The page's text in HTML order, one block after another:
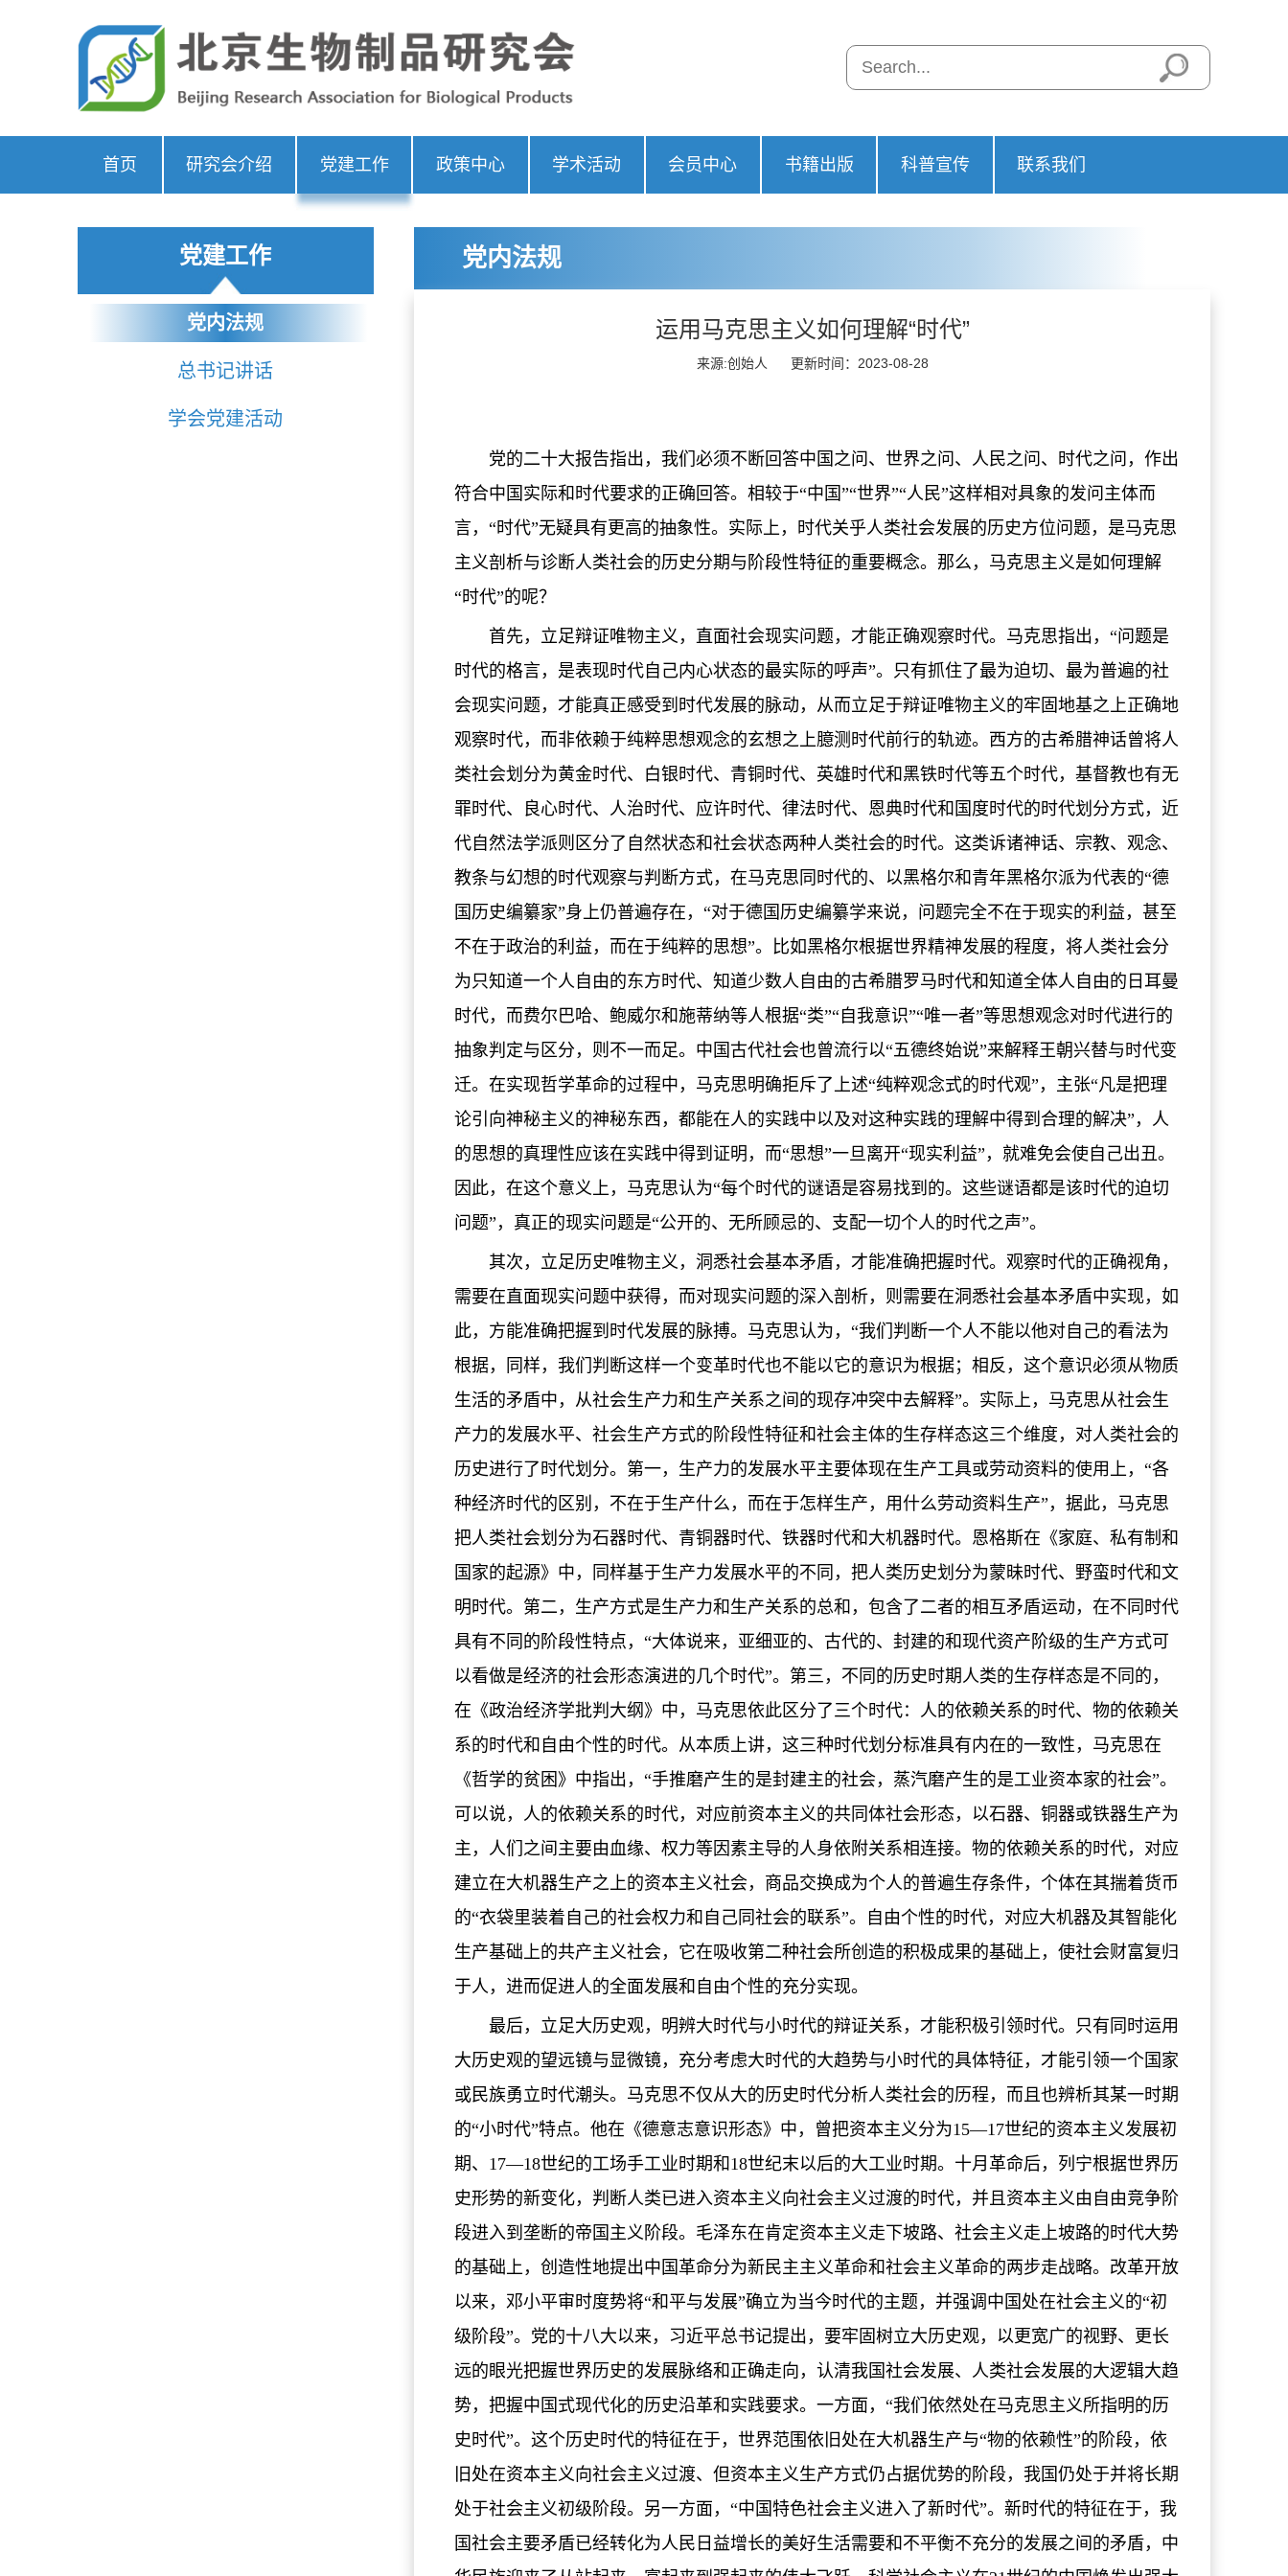
首页 研究会介绍 党建工作 政策中心 学术活动 会员中心 书籍出版 科普宣传 联系我们
党建工作
党内法规
总书记讲话
学会党建活动
党内法规
运用马克思主义如何理解“时代”
来源:创始人 更新时间：2023-08-28
党的二十大报告指出，我们必须不断回答中国之问、世界之问、人民之问、时代之问，作出
符合中国实际和时代要求的正确回答。相较于“中国”“世界”“人民”这样相对具象的发问主体而
言，“时代”无疑具有更高的抽象性。实际上，时代关乎人类社会发展的历史方位问题，是马克思
主义剖析与诊断人类社会的历史分期与阶段性特征的重要概念。那么，马克思主义是如何理解
“时代”的呢？
首先，立足辩证唯物主义，直面社会现实问题，才能正确观察时代。马克思指出，“问题是
时代的格言，是表现时代自己内心状态的最实际的呼声”。只有抓住了最为迫切、最为普遍的社
会现实问题，才能真正感受到时代发展的脉动，从而立足于辩证唯物主义的牢固地基之上正确地
观察时代，而非依赖于纯粹思想观念的玄想之上臆测时代前行的轨迹。西方的古希腊神话曾将人
类社会划分为黄金时代、白银时代、青铜时代、英雄时代和黑铁时代等五个时代，基督教也有无
罪时代、良心时代、人治时代、应许时代、律法时代、恩典时代和国度时代的时代划分方式，近
代自然法学派则区分了自然状态和社会状态两种人类社会的时代。这类诉诸神话、宗教、观念、
教条与幻想的时代观察与判断方式，在马克思同时代的、以黑格尔和青年黑格尔派为代表的“德
国历史编纂家”身上仍普遍存在，“对于德国历史编纂学来说，问题完全不在于现实的利益，甚至
不在于政治的利益，而在于纯粹的思想”。比如黑格尔根据世界精神发展的程度，将人类社会分
为只知道一个人自由的东方时代、知道少数人自由的古希腊罗马时代和知道全体人自由的日耳曼
时代，而费尔巴哈、鲍威尔和施蒂纳等人根据“类”“自我意识”“唯一者”等思想观念对时代进行的
抽象判定与区分，则不一而足。中国古代社会也曾流行以“五德终始说”来解释王朝兴替与时代变
迁。在实现哲学革命的过程中，马克思明确拒斥了上述“纯粹观念式的时代观”，主张“凡是把理
论引向神秘主义的神秘东西，都能在人的实践中以及对这种实践的理解中得到合理的解决”，人
的思想的真理性应该在实践中得到证明，而“思想”一旦离开“现实利益”，就难免会使自己出丑。
因此，在这个意义上，马克思认为“每个时代的谜语是容易找到的。这些谜语都是该时代的迫切
问题”，真正的现实问题是“公开的、无所顾忌的、支配一切个人的时代之声”。
其次，立足历史唯物主义，洞悉社会基本矛盾，才能准确把握时代。观察时代的正确视角，
需要在直面现实问题中获得，而对现实问题的深入剖析，则需要在洞悉社会基本矛盾中实现，如
此，方能准确把握到时代发展的脉搏。马克思认为，“我们判断一个人不能以他对自己的看法为
根据，同样，我们判断这样一个变革时代也不能以它的意识为根据；相反，这个意识必须从物质
生活的矛盾中，从社会生产力和生产关系之间的现存冲突中去解释”。实际上，马克思从社会生
产力的发展水平、社会生产方式的阶段性特征和社会主体的生存样态这三个维度，对人类社会的
历史进行了时代划分。第一，生产力的发展水平主要体现在生产工具或劳动资料的使用上，“各
种经济时代的区别，不在于生产什么，而在于怎样生产，用什么劳动资料生产”，据此，马克思
把人类社会划分为石器时代、青铜器时代、铁器时代和大机器时代。恩格斯在《家庭、私有制和
国家的起源》中，同样基于生产力发展水平的不同，把人类历史划分为蒙昧时代、野蛮时代和文
明时代。第二，生产方式是生产力和生产关系的总和，包含了二者的相互矛盾运动，在不同时代
具有不同的阶段性特点，“大体说来，亚细亚的、古代的、封建的和现代资产阶级的生产方式可
以看做是经济的社会形态演进的几个时代”。第三，不同的历史时期人类的生存样态是不同的，
在《政治经济学批判大纲》中，马克思依此区分了三个时代：人的依赖关系的时代、物的依赖关
系的时代和自由个性的时代。从本质上讲，这三种时代划分标准具有内在的一致性，马克思在
《哲学的贫困》中指出，“手推磨产生的是封建主的社会，蒸汽磨产生的是工业资本家的社会”。
可以说，人的依赖关系的时代，对应前资本主义的共同体社会形态，以石器、铜器或铁器生产为
主，人们之间主要由血缘、权力等因素主导的人身依附关系相连接。物的依赖关系的时代，对应
建立在大机器生产之上的资本主义社会，商品交换成为个人的普遍生存条件，个体在其揣着货币
的“衣袋里装着自己的社会权力和自己同社会的联系”。自由个性的时代，对应大机器及其智能化
生产基础上的共产主义社会，它在吸收第二种社会所创造的积极成果的基础上，使社会财富复归
于人，进而促进人的全面发展和自由个性的充分实现。
最后，立足大历史观，明辨大时代与小时代的辩证关系，才能积极引领时代。只有同时运用
大历史观的望远镜与显微镜，充分考虑大时代的大趋势与小时代的具体特征，才能引领一个国家
或民族勇立时代潮头。马克思不仅从大的历史时代分析人类社会的历程，而且也辨析其某一时期
的“小时代”特点。他在《德意志意识形态》中，曾把资本主义分为15—17世纪的资本主义发展初
期、17—18世纪的工场手工业时期和18世纪末以后的大工业时期。十月革命后，列宁根据世界历
史形势的新变化，判断人类已进入资本主义向社会主义过渡的时代，并且资本主义由自由竞争阶
段进入到垄断的帝国主义阶段。毛泽东在肯定资本主义走下坡路、社会主义走上坡路的时代大势
的基础上，创造性地提出中国革命分为新民主主义革命和社会主义革命的两步走战略。改革开放
以来，邓小平审时度势将“和平与发展”确立为当今时代的主题，并强调中国处在社会主义的“初
级阶段”。党的十八大以来，习近平总书记提出，要牢固树立大历史观，以更宽广的视野、更长
远的眼光把握世界历史的发展脉络和正确走向，认清我国社会发展、人类社会发展的大逻辑大趋
势，把握中国式现代化的历史沿革和实践要求。一方面，“我们依然处在马克思主义所指明的历
史时代”。这个历史时代的特征在于，世界范围依旧处在大机器生产与“物的依赖性”的阶段，依
旧处在资本主义向社会主义过渡、但资本主义生产方式仍占据优势的阶段，我国仍处于并将长期
处于社会主义初级阶段。另一方面，“中国特色社会主义进入了新时代”。新时代的特征在于，我
国社会主要矛盾已经转化为人民日益增长的美好生活需要和不平衡不充分的发展之间的矛盾，中